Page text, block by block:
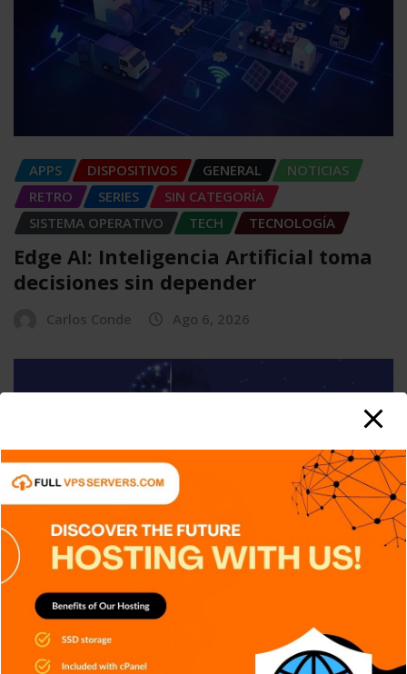
APPS DISPOSITIVOS GENERAL
NOTICIAS
RETRO
SERIES
SIN CATEGORÍA
SISTEMA OPERATIVO
TECH TECNOLOGÍA
Edge AI: Inteligencia Artificial toma
decisiones sin depender
Carlos Conde Ago 6, 2026
APPS DISPOSITIVOS GENERAL
TECH
TECNOLOGÍA
Reconocimiento facial con
Inteligencia Artificial
Carlos Conde